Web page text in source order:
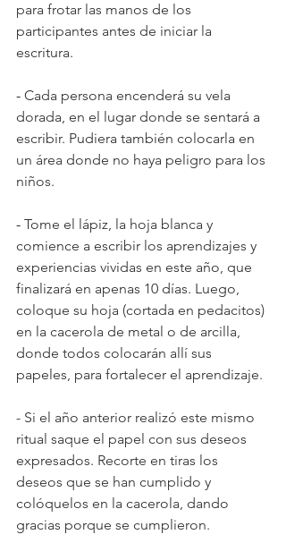
para frotar las manos de los
participantes antes de iniciar la
escritura.
- Cada persona encenderá su vela
dorada, en el lugar donde se sentará a
escribir. Pudiera también colocarla en
un área donde no haya peligro para los
niños.
- Tome el lápiz, la hoja blanca y
comience a escribir los aprendizajes y
experiencias vividas en este año, que
finalizará en apenas 10 días. Luego,
coloque su hoja (cortada en pedacitos)
en la cacerola de metal o de arcilla,
donde todos colocarán allí sus
papeles, para fortalecer el aprendizaje.
- Si el año anterior realizó este mismo
ritual saque el papel con sus deseos
expresados. Recorte en tiras los
deseos que se han cumplido y
colóquelos en la cacerola, dando
gracias porque se cumplieron.